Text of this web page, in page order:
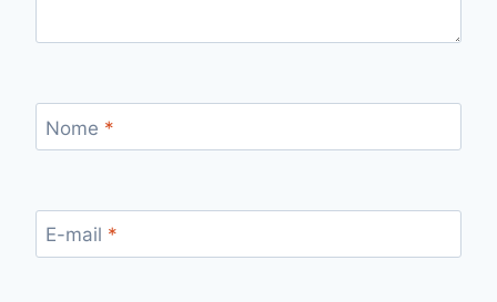
Nome *
E-mail *